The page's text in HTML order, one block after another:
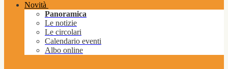
Novità
Panoramica
Le notizie
Le circolari
Calendario eventi
Albo online